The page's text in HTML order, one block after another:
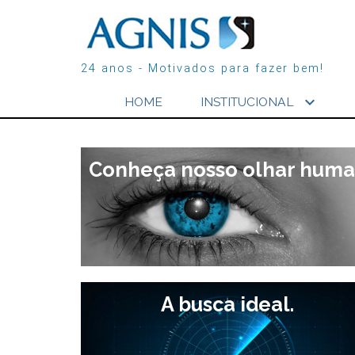
24 anos - Motivados para fazer bem!
HOME INSTITUCIONAL expand_more
Conheça nosso olhar
A busca ideal.